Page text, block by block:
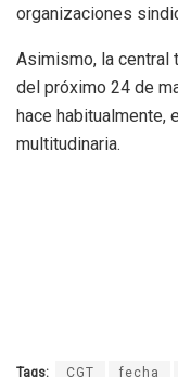
organizaciones
Asimismo, la central
del próximo 24 de
hace habitualmente,
multitudinaria.
Tags: CGT fecha